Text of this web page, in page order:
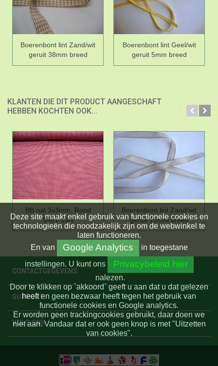
Boerenbont lint Zand/wit
geruit 38mm breed
Boerenbont lint Geel/wit
geruit 5mm breed
KLANTEN DIE DIT PRODUCT AANGESCHAFT
HEBBEN KOCHTEN OOK...
BB ruit 3x3mm. Rood
5581-15N
Boerenbont lint Zand/wit
geruit 10mm breed
CONTACTGEGEVENS
SUPPORT
VOLG ONS
Deze site maakt enkel gebruik van functionele cookies en
technologieën die noodzakelijk zijn om de webwinkel te
laten functioneren.
En van Google Analytics
in toegestane
instellingen. U kunt ons Privacybeleid hier
nalezen.
Door te klikken op `akkoord` geeft u aan dat u dat gelezen
heeft en geen bezwaar heeft tegen het gebruik van
functionele cookies en Google analytics.
Er worden geen trackingcookies gebruikt, daar doen we
niet aan. Vandaar dat er ook geen knop is met "Uitzetten
van cookies".